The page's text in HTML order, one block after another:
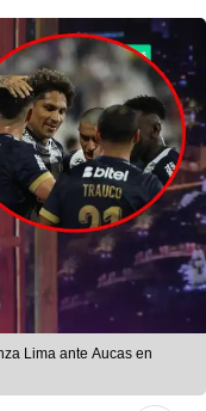
Lima ante Aucas en